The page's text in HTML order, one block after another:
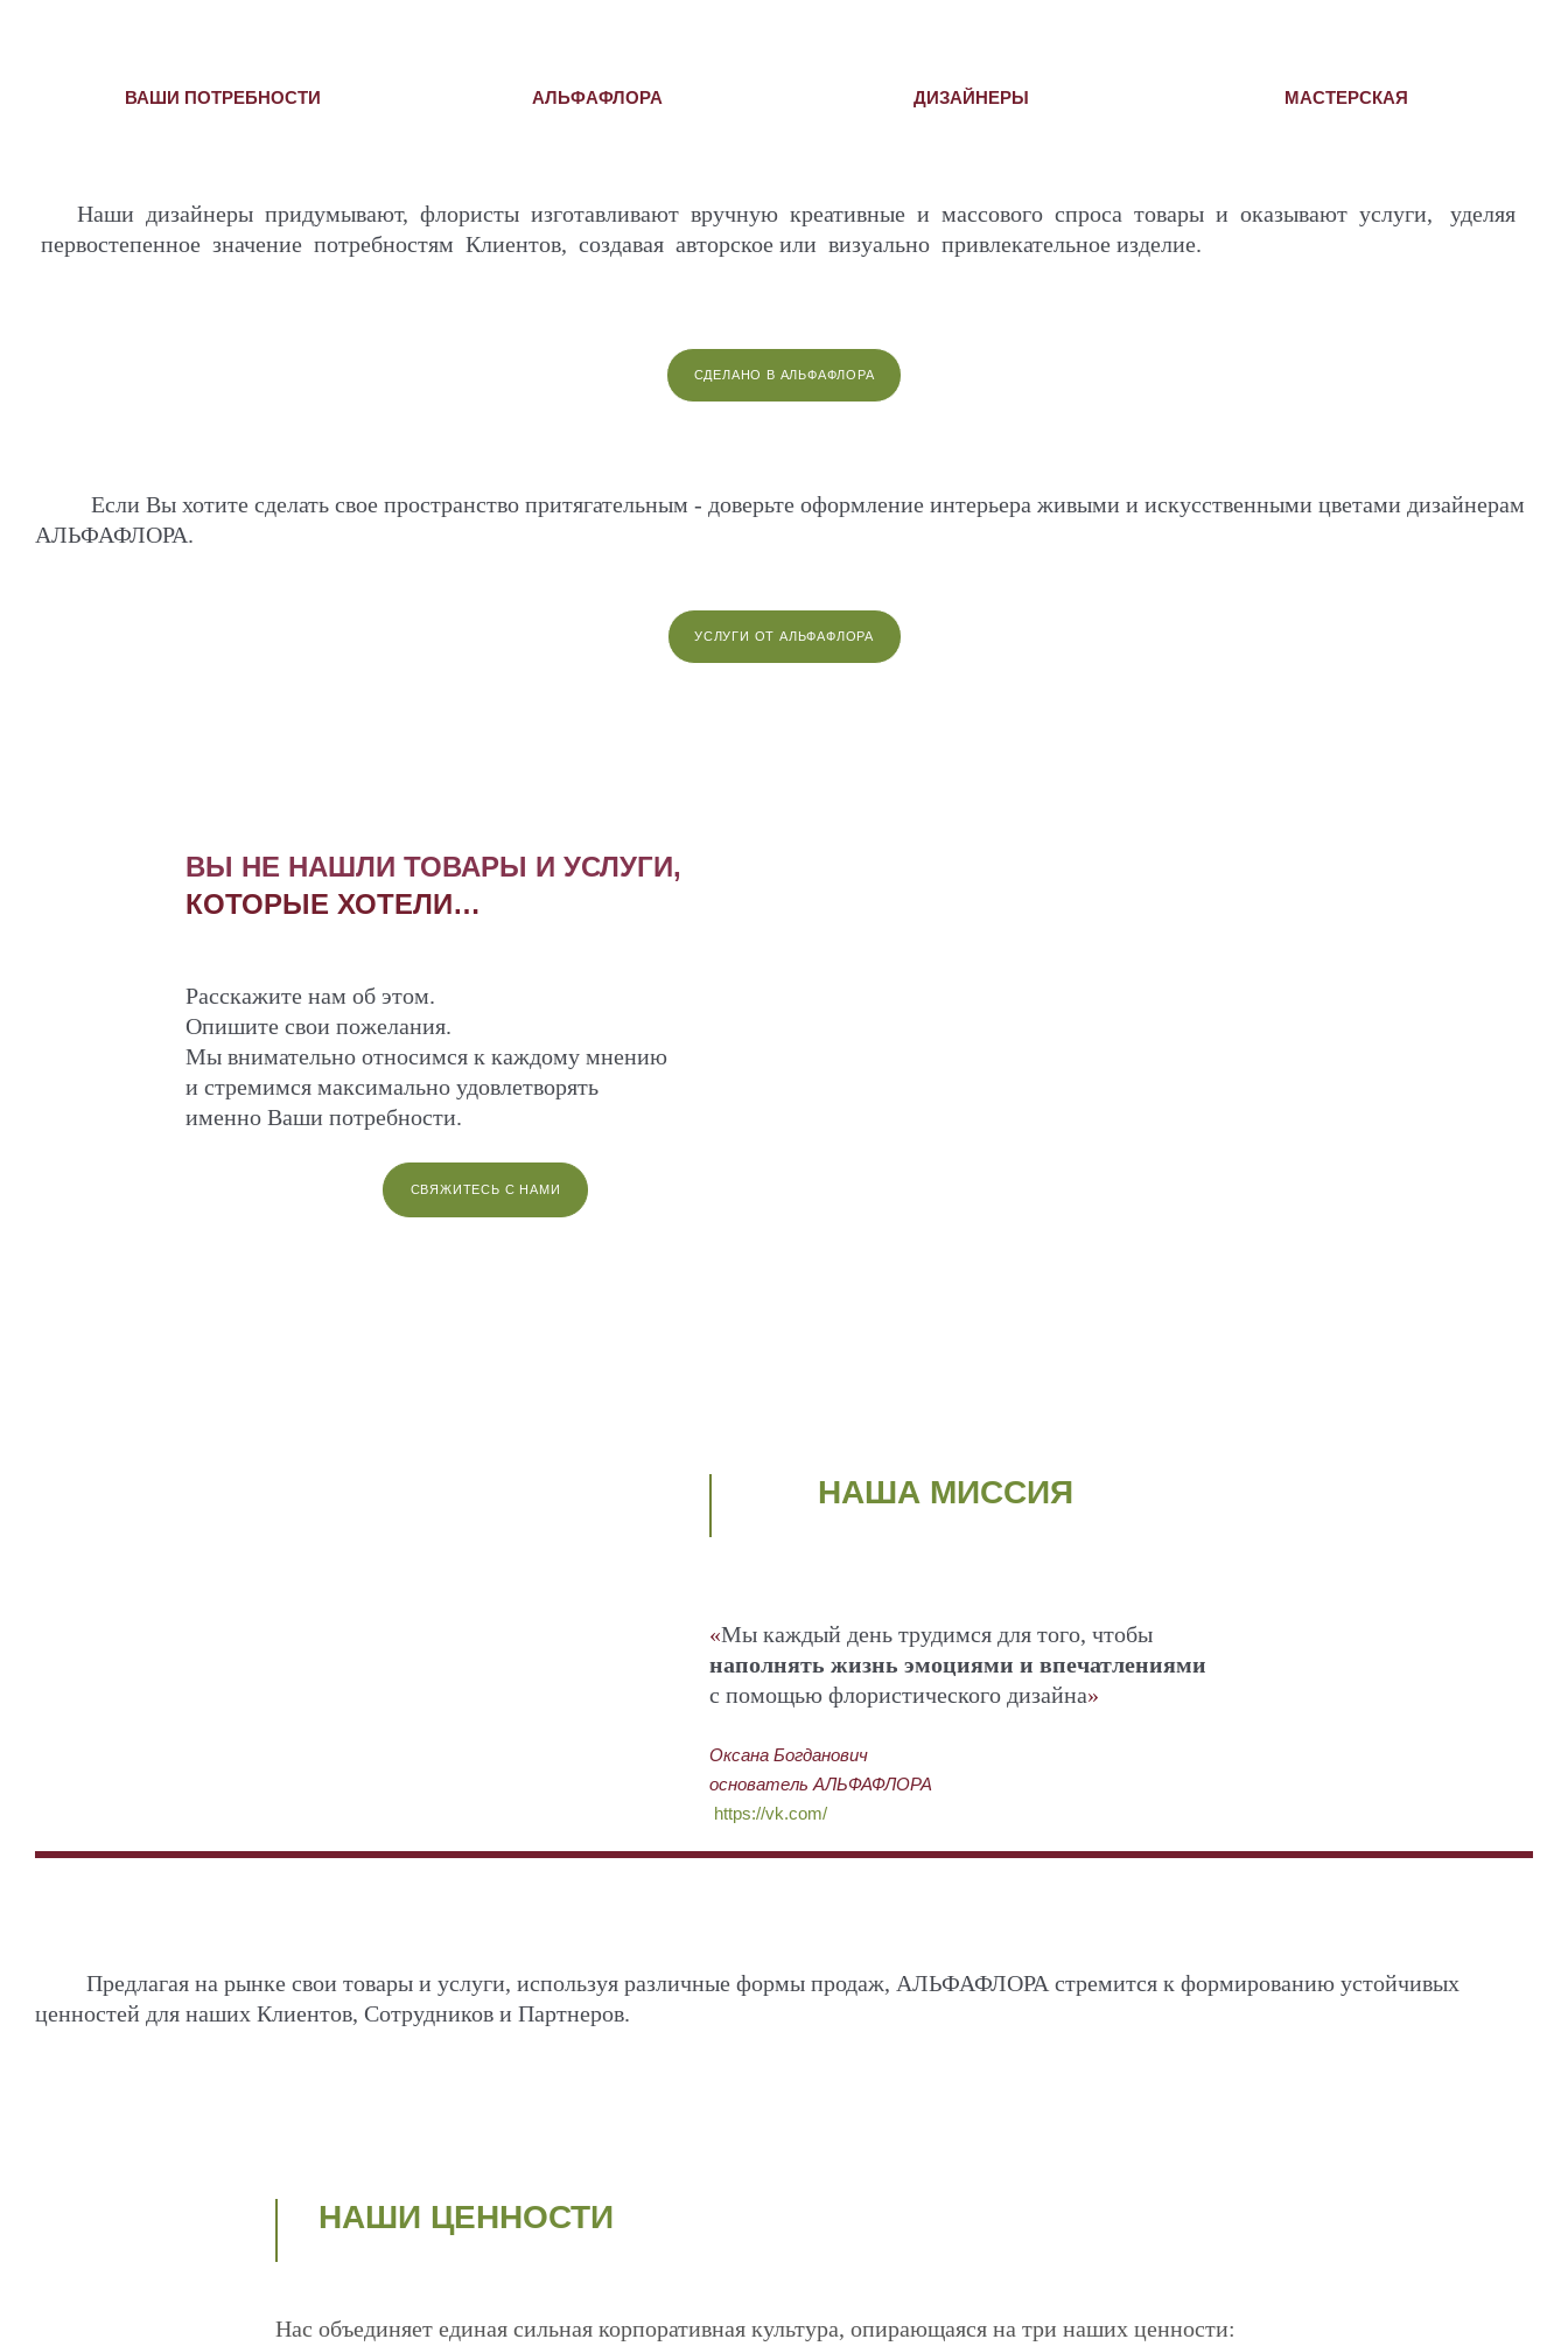
ВАШИ ПОТРЕБНОСТИ АЛЬФАФЛОРА ДИЗАЙНЕРЫ МАСТЕРСКАЯ
Наши дизайнеры придумывают, флористы изготавливают вручную креативные и массового спроса товары и оказывают услуги, уделяя
первостепенное значение потребностям Клиентов, создавая авторское или визуально привлекательное изделие.
СДЕЛАНО В АЛЬФАФЛОРА
Если Вы хотите сделать свое пространство притягательным - доверьте оформление интерьера живыми и искусственными цветами дизайнерам
АЛЬФАФЛОРА.
УСЛУГИ ОТ АЛЬФАФЛОРА
ВЫ НЕ НАШЛИ ТОВАРЫ И УСЛУГИ,
КОТОРЫЕ ХОТЕЛИ…
Расскажите нам об этом.
Опишите свои пожелания.
Мы внимательно относимся к каждому мнению
и стремимся максимально удовлетворять
именно Ваши потребности.
СВЯЖИТЕСЬ С НАМИ
НАША МИССИЯ
«Мы каждый день трудимся для того, чтобы
наполнять жизнь эмоциями и впечатлениями
с помощью флористического дизайна»
Оксана Богданович
основатель АЛЬФАФЛОРА
https://vk.com/
Предлагая на рынке свои товары и услуги, используя различные формы продаж, АЛЬФАФЛОРА стремится к формированию устойчивых
ценностей для наших Клиентов, Сотрудников и Партнеров.
НАШИ ЦЕННОСТИ
Нас объединяет единая сильная корпоративная культура, опирающаяся на три наших ценности: